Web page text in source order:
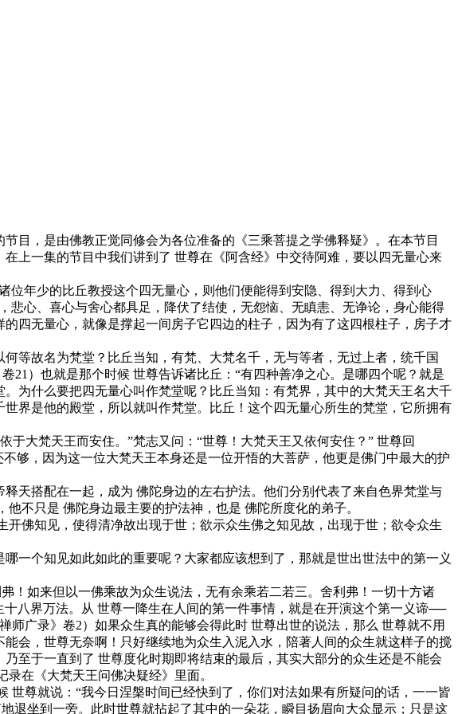
，是由佛教正觉同修会为各位准备的《三乘菩提之学佛释疑》。在本节目
上一集的节目中我们讲到了 世尊在《阿含经》中交待阿难，要以四无量心来
年少的比丘教授这个四无量心，则他们便能得到安隐、得到大力、得到心
心、喜心与舍心都具足，降伏了结使，无怨恼、无瞋恚、无诤论，身心能得
四无量心，就像是撑起一间房子它四边的柱子，因为有了这四根柱子，房子才
故名为梵堂？比丘当知，有梵、大梵名千，无与等者，无过上者，统千国
21）也就是那个时候 世尊告诉诸比丘：“有四种善净之心。是哪四个呢？就是
为什么要把四无量心叫作梵堂呢？比丘当知：有梵界，其中的大梵天王名大千
界是他的殿堂，所以就叫作梵堂。比丘！这个四无量心所生的梵堂，它所拥有
大梵天王而安住。”梵志又问：“世尊！大梵天王又依何安住？” 世尊回
够，因为这一位大梵天王本身还是一位开悟的大菩萨，他更是佛门中最大的护
搭配在一起，成为 佛陀身边的左右护法。他们分别代表了来自色界梵堂与
不只是 佛陀身边最主要的护法神，也是 佛陀所度化的弟子。
佛知见，使得清净故出现于世；欲示众生佛之知见故，出现于世；欲令众生
个知见如此如此的重要呢？大家都应该想到了，那就是世出世法中的第一义
如来但以一佛乘故为众生说法，无有余乘若二若三。舍利弗！一切十方诸
八界万法。从 世尊一降生在人间的第一件事情，就是在开演这个第一义谛──
师广录》卷2）如果众生真的能够会得此时 世尊出世的说法，那么 世尊就不用
会，世尊无奈啊！只好继续地为众生入泥入水，陪著人间的众生就这样子的搅
至于一直到了 世尊度化时期即将结束的最后，其实大部分的众生还是不能会
在《大梵天王问佛决疑经》里面。
尊就说：“我今日涅槃时间已经快到了，你们对法如果有所疑问的话，一一皆
退坐到一旁。此时世尊就拈起了其中的一朵花，瞬目扬眉向大众显示；只是这